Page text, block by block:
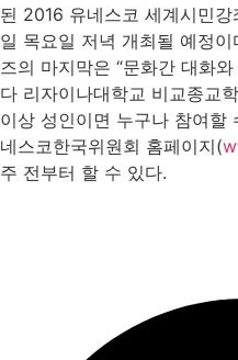
된 2016 유네스코 세계시민
일 목요일 저녁 개최될 예정
즈의 마지막은 “문화간 대화
다 리자이나대학교 비교종교
이상 성인이면 누구나 참여할
네스코한국위원회 홈페이지(
주 전부터 할 수 있다.